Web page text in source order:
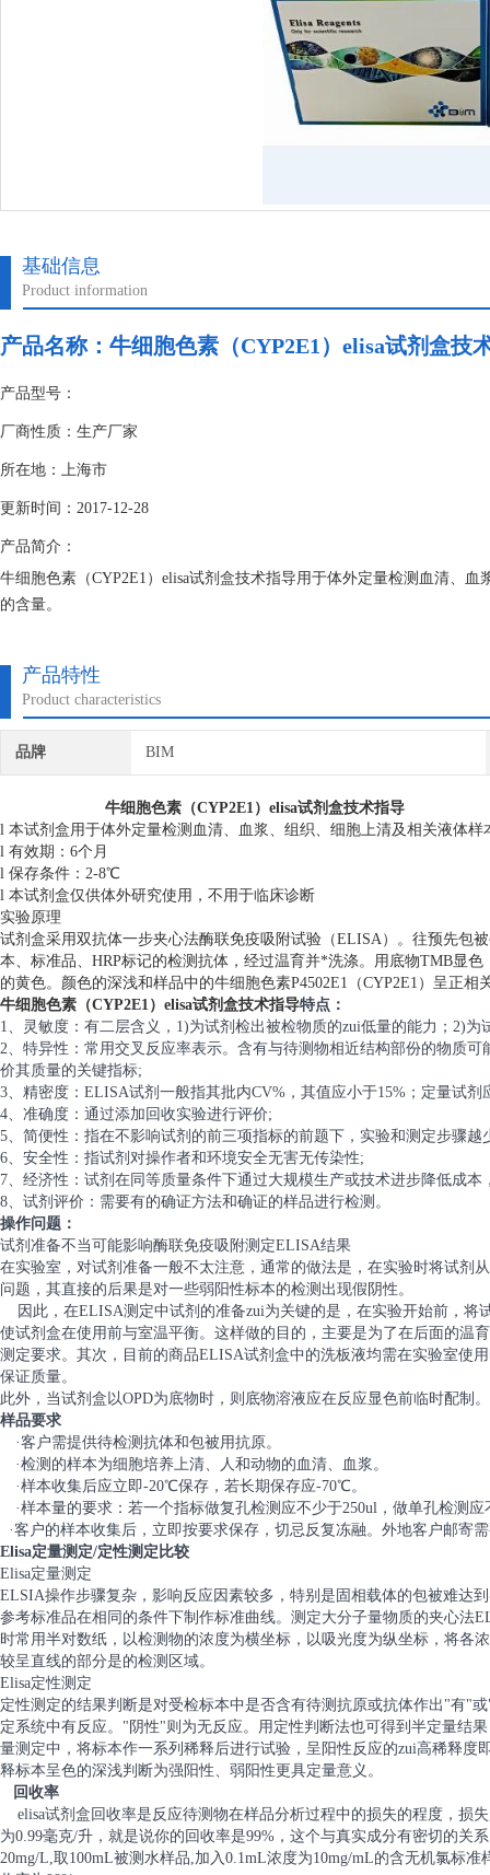
基础信息
Product information
产品名称： 牛细胞色素（CYP2E1）elisa试剂盒技
产品型号：
厂商性质：生产厂家
所在地：上海市
更新时间：2017-12-28
产品简介：
牛细胞色素（CYP2E1）elisa试剂盒技术指导用于体外定量检测血清、
的含量。
产品特性
Product characteristics
品牌 BIM
牛细胞色素（CYP2E1）elisa试剂盒技术指导
l 本试剂盒用于体外定量检测血清、血浆、组织、细胞上清及相关液体样
l 有效期：6个月
l 保存条件：2-8℃
l 本试剂盒仅供体外研究使用，不用于临床诊断
实验原理
试剂盒采用双抗体一步夹心法酶联免疫吸附试验（ELISA）。往预先包
本、标准品、HRP标记的检测抗体，经过温育并*洗涤。用底物TMB显
的黄色。颜色的深浅和样品中的牛细胞色素P4502E1（CYP2E1）呈正
牛细胞色素（CYP2E1）elisa试剂盒技术指导特点：
1、灵敏度：有二层含义，1)为试剂检出被检物质的zui低量的能力；2)
2、特异性：常用交叉反应率表示。含有与待测物相近结构部份的物质
价其质量的关键指标;
3、精密度：ELISA试剂一般指其批内CV%，其值应小于15%；定量试剂
4、准确度：通过添加回收实验进行评价;
5、简便性：指在不影响试剂的前三项指标的前题下，实验和测定步骤
6、安全性：指试剂对操作者和环境安全无害无传染性;
7、经济性：试剂在同等质量条件下通过大规模生产或技术进步降低成本
8、试剂评价：需要有的确证方法和确证的样品进行检测。
操作问题：
试剂准备不当可能影响酶联免疫吸附测定ELISA结果
在实验室，对试剂准备一般不太注意，通常的做法是，在实验时将试剂
问题，其直接的后果是对一些弱阳性标本的检测出现假阴性。
因此，在ELISA测定中试剂的准备zui为关键的是，在实验开始前，将
使试剂盒在使用前与室温平衡。这样做的目的，主要是为了在后面的温
测定要求。其次，目前的商品ELISA试剂盒中的洗板液均需在实验室使
保证质量。
此外，当试剂盒以OPD为底物时，则底物溶液应在反应显色前临时配制。
样品要求
·客户需提供待检测抗体和包被用抗原。
·检测的样本为细胞培养上清、人和动物的血清、血浆。
·样本收集后应立即-20℃保存，若长期保存应-70℃。
·样本量的要求：若一个指标做复孔检测应不少于250ul，做单孔检测
·客户的样本收集后，立即按要求保存，切忌反复冻融。外地客户邮寄
Elisa定量测定/定性测定比较
Elisa定量测定
ELSIA操作步骤复杂，影响反应因素较多，特别是固相载体的包被难达
参考标准品在相同的条件下制作标准曲线。测定大分子量物质的夹心法
时常用半对数纸，以检测物的浓度为横坐标，以吸光度为纵坐标，将各
较呈直线的部分是的检测区域。
Elisa定性测定
定性测定的结果判断是对受检标本中是否含有待测抗原或抗体作出"有
定系统中有反应。"阴性"则为无反应。用定性判断法也可得到半定量结
量测定中，将标本作一系列稀释后进行试验，呈阳性反应的zui高稀释
释标本呈色的深浅判断为强阳性、弱阳性更具定量意义。
回收率
elisa试剂盒回收率是反应待测物在样品分析过程中的损失的程度，损
为0.99毫克/升，就是说你的回收率是99%，这个与真实成分有密切的
20mg/L,取100mL被测水样品,加入0.1mL浓度为10mg/mL的含无机氯标